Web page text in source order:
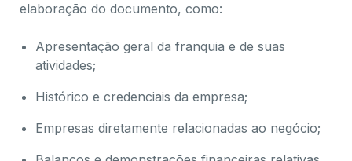
elaboração do documento, como:
Apresentação geral da franquia e de suas
atividades;
Histórico e credenciais da empresa;
Empresas diretamente relacionadas ao negócio;